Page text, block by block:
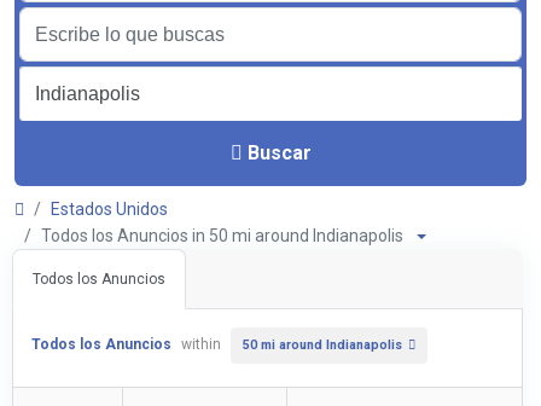
Buscar
Estados Unidos
Todos los Anuncios in 50 mi around Indianapolis
Todos los Anuncios
Todos los Anuncios within 50 mi around Indianapolis